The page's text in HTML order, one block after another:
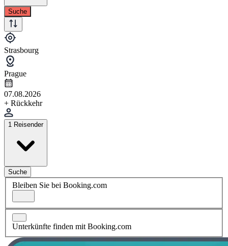
Suche
Strasbourg
Prague
07.08.2026
+ Rückkehr
1 Reisender
Suche
Bleiben Sie bei Booking.com
Unterkünfte finden mit Booking.com